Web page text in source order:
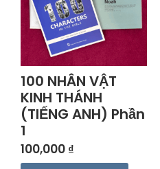
100 NHÂN VẬT
KINH THÁNH
(TIẾNG ANH) Phần
1
100,000 ₫